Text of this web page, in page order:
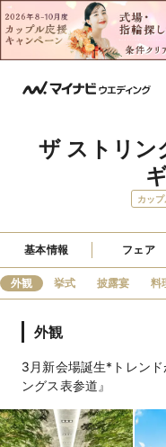
ザ ストリン
カッ
基本情報 フェア
外観 挙式 披露宴 料
外観
3月新会場誕生*トレン
ングス表参道』